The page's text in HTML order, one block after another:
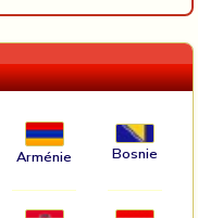
Arménie Bosnie